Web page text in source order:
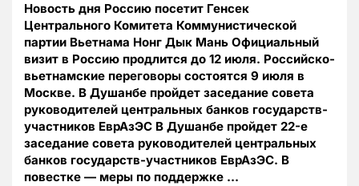
Новость дня Россию посетит Генсек
Центрального Комитета Коммунистической
партии Вьетнама Нонг Дык Мань Официальный
визит в Россию продлится до 12 июля. Российско-
вьетнамские переговоры состоятся 9 июля в
Москве. В Душанбе пройдет заседание совета
руководителей центральных банков государств-
участников ЕврАзЭС В Душанбе пройдет 22-е
заседание совета руководителей центральных
банков государств-участников ЕврАзЭС. В
повестке — меры по поддержке …